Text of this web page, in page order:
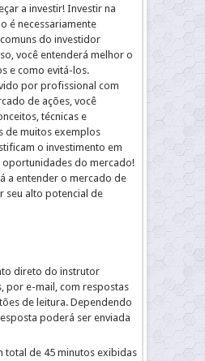
a investir! Investir na
é necessariamente
do investidor
você entenderá melhor o
e como evitá-los.
por profissional com
de ações, você
técnicas e
de muitos exemplos
o investimento em
oportunidades do mercado!
a entender o mercado de
seu alto potencial de
direto do instrutor
por e-mail, com respostas
de leitura. Dependendo
poderá ser enviada
total de 45 minutos exibidas